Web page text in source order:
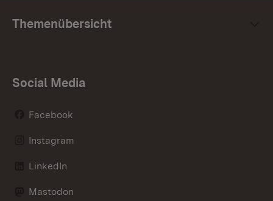
Themenübersicht
Social Media
Facebook
Instagram
LinkedIn
Mastodon